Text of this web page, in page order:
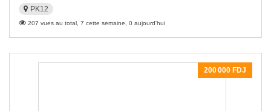
PK12
207 vues au total, 7 cette semaine, 0 aujourd'hui
200 000 FDJ